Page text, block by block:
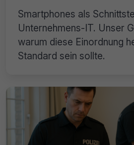
Smartphones als
Unternehmens-IT. Unser
warum diese Einordnung
Standard sein sollte.